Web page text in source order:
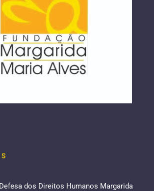
dos Direitos Humanos Margarida